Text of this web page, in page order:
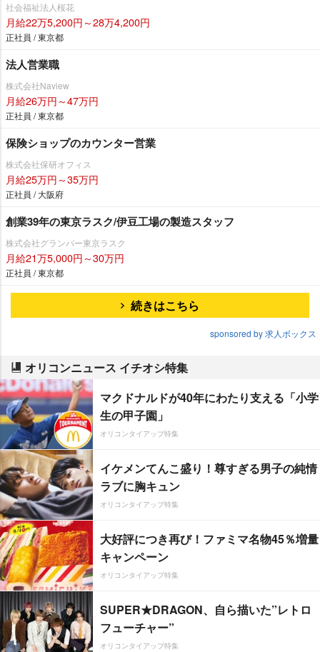
社会福祉法人桜花
月給22万5,200円～28万4,200円
正社員 / 東京都
法人営業職
株式会社Naview
月給26万円～47万円
正社員 / 東京都
保険ショップのカウンター営業
株式会社保研オフィス
月給25万円～35万円
正社員 / 大阪府
創業39年の東京ラスク/伊豆工場の製造スタッフ
株式会社グランバー東京ラスク
月給21万5,000円～30万円
正社員 / 東京都
続きはこちら
sponsored by 求人ボックス
オリコンニュース イチオシ特集
マクドナルドが40年にわたり支える「小学
生の甲子園」
オリコンタイアップ特集
イケメンてんこ盛り！尊すぎる男子の純情
ラブに胸キュン
オリコンタイアップ特集
大好評につき再び！ファミマ名物45％増量
キャンペーン
オリコンタイアップ特集
SUPER★DRAGON、自ら描いた”レトロ
フューチャー”
オリコンタイアップ特集